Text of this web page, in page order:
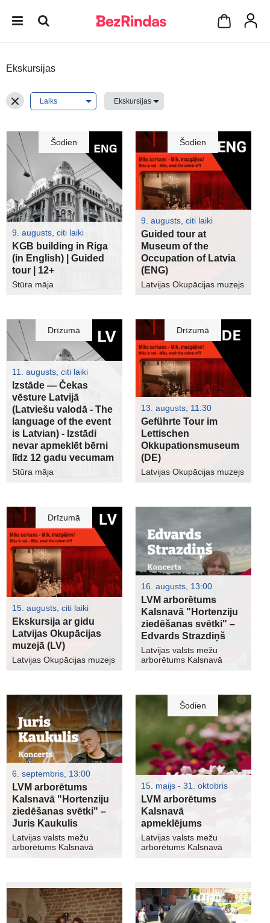
Ekskursijas
Šodien
9. augusts, citi laiki
KGB building in Riga
(in English) | Guided
tour | 12+
Stūra māja
Šodien
9. augusts, citi laiki
Guided tour at
Museum of the
Occupation of Latvia
(ENG)
Latvijas Okupācijas muzejs
Drīzumā
11. augusts, citi laiki
Izstāde — Čekas
vēsture Latvijā
(Latviešu valodā - The
language of the event
is Latvian) - Izstādi
nevar apmeklēt bērni
līdz 12 gadu vecumam
Stūra māja
Drīzumā
13. augusts, 11:30
Geführte Tour im
Lettischen
Okkupationsmuseum
(DE)
Latvijas Okupācijas muzejs
Drīzumā
15. augusts, citi laiki
Ekskursija ar gidu
Latvijas Okupācijas
muzejā (LV)
Latvijas Okupācijas muzejs
16. augusts, 13:00
LVM arborētums
Kalsnavā "Hortenziju
ziedēšanas svētki" –
Edvards Strazdiņš
Latvijas valsts mežu
arborētums Kalsnavā
6. septembris, 13:00
LVM arborētums
Kalsnavā "Hortenziju
ziedēšanas svētki" –
Juris Kaukulis
Latvijas valsts mežu
arborētums Kalsnavā
Šodien
15. maijs - 31. oktobris
LVM arborētums
Kalsnavā
apmeklējums
Latvijas valsts mežu
arborētums Kalsnavā